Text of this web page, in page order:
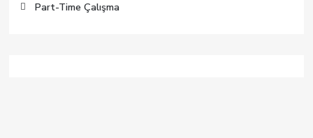
Part-Time Çalışma